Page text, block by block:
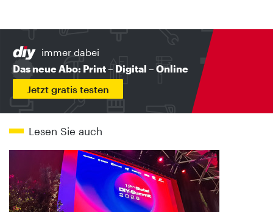
immer dabei
Das neue Abo: Print – Digital – Online
Jetzt gratis testen
Lesen Sie auch